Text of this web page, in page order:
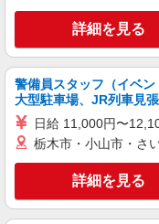
【au
時
（規定あり） ゜+゜・
+゜ 入社
頂くと,
い・
静
派遣社員
株式会社シエロ
【
売
詳細を見る
警備員スタッフ（イベン
大型駐車場、JR列車見張
日給 11,000円〜
栃木市・小山市・さ
詳細を見る